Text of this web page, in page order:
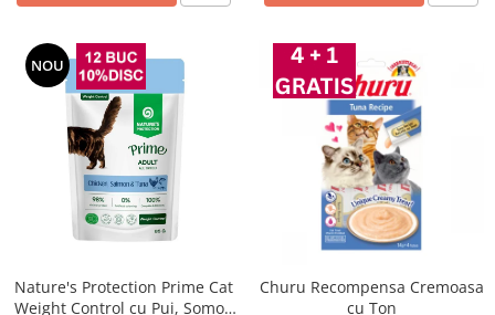
NOU
Nature's Protection Prime Cat
Weight Control cu Pui, Somon
Churu Recompensa Cremoasa
cu Ton